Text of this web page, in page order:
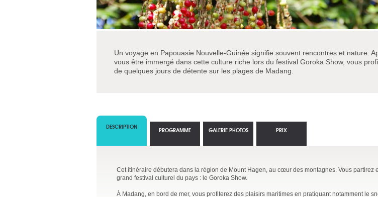
Un voyage en Papouasie Nouvelle-Guinée signifie souvent rencontres et nature.
vous être immergé dans cette culture riche lors du festival Goroka Show, vous
de quelques jours de détente sur les plages de Madang.
DESCRIPTION
Cet itinéraire débutera dans la région de Mount Hagen, au cœur des montagnes. Vous partirez
grand festival culturel du pays : le Goroka Show.
À Madang, en bord de mer, vous profiterez des plaisirs maritimes en pratiquant notamment le
PROGRAMME GALERIE PHOTOS PRIX